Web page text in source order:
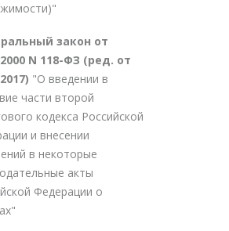
закон от
N 118-ФЗ (ред. от
"О введении в
части второй
кодекса Российской
и внесении
в некоторые
акты
Федерации о